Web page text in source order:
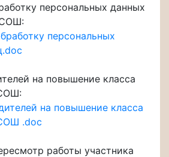
персональных данных
персональных
на повышение класса
на повышение класса
.doc
работы участника